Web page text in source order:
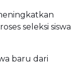
seleksi siswa
baru dari